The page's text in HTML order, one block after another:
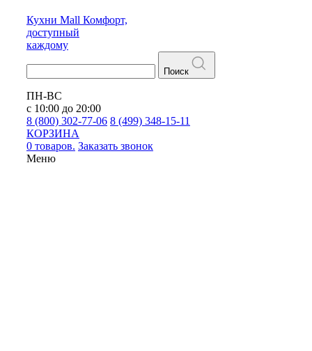
Кухни Mall Комфорт,
доступный
каждому
Поиск
ПН-ВС
с 10:00 до 20:00
8 (800) 302-77-06 8 (499) 348-15-11
КОРЗИНА
0 товаров. Заказать звонок
Меню